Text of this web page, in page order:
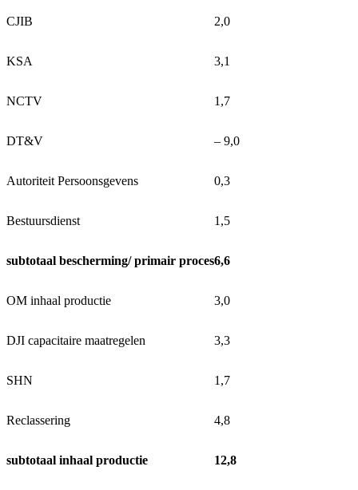
CJIB 2,0
KSA 3,1
NCTV 1,7
DT&V ‒ 9,0
Autoriteit Persoonsgevens 0,3
Bestuursdienst 1,5
subtotaal bescherming/ primair proces6,6
OM inhaal productie 3,0
DJI capacitaire maatregelen 3,3
SHN 1,7
Reclassering 4,8
subtotaal inhaal productie 12,8